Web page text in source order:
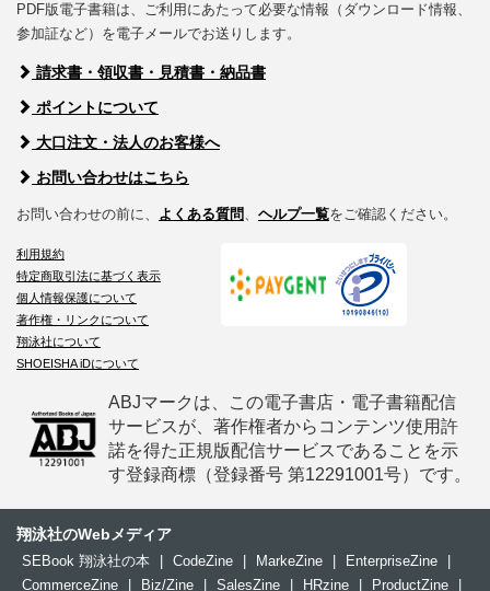
PDF版電子書籍は、ご利用にあたって必要な情報（ダウンロード情報、
参加証など）を電子メールでお送りします。
請求書・領収書・見積書・納品書
ポイントについて
大口注文・法人のお客様へ
お問い合わせはこちら
お問い合わせの前に、 よくある質問、 ヘルプ一覧をご確認ください。
利用規約
特定商取引法に基づく表示
個人情報保護について
著作権・リンクについて
翔泳社について
SHOEISHA iDについて
ABJマークは、この電子書店・電子書籍配信
サービスが、著作権者からコンテンツ使用許
諾を得た正規版配信サービスであることを示
す登録商標（登録番号 第12291001号）です。
翔泳社のWebメディア
SEBook 翔泳社の本 CodeZine MarkeZine EnterpriseZine
CommerceZine
Biz/Zine SalesZine HRzine ProductZine